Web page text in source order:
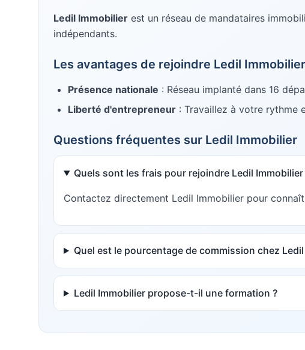
Ledil Immobilier est un réseau de mandataires
indépendants.
Les avantages de rejoindre Ledil Immobilier
Présence nationale : Réseau implanté dans 16
Liberté d'entrepreneur : Travaillez à votre rythme
Questions fréquentes sur Ledil Immobilier
Quels sont les frais pour rejoindre Ledil Immobilier
Contactez directement Ledil Immobilier pour
Quel est le pourcentage de commission chez
Ledil Immobilier propose-t-il une formation ?